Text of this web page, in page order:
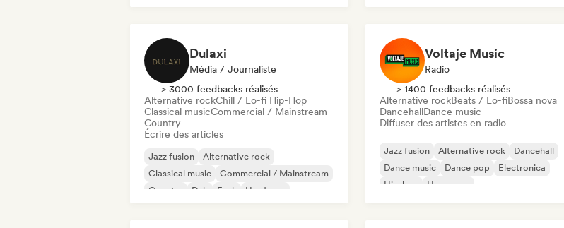
Dulaxi
Média / Journaliste
> 3000 feedbacks réalisés
Alternative rockChill / Lo-fi Hip-Hop
Classical musicCommercial / Mainstream
Country
Écrire des articles
Jazz fusion
Alternative rock
Classical music
Commercial / Mainstream
Country
Dub Funk Hardcore
Voltaje Music
Radio
> 1400 feedbacks réalisés
Alternative rockBeats / Lo-fiBossa nova
DancehallDance music
Diffuser des artistes en radio
Jazz fusion Alternative rock
Dancehall
Dance music
Dance pop
Electronica
Hip-hop
Hyperpop